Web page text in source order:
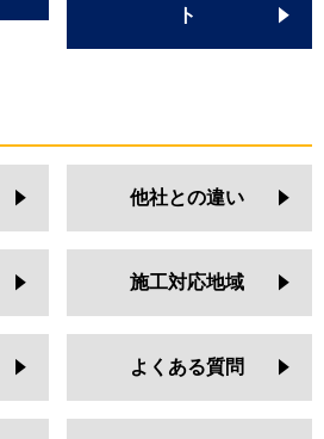
ト
他社との違い
施工対応地域
よくある質問